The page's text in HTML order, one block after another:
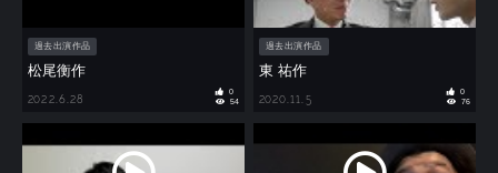
過去出演作品
松尾衡作
2022.6.28
0
54
過去出演作品
東 祐作
2020.11.5
0
76